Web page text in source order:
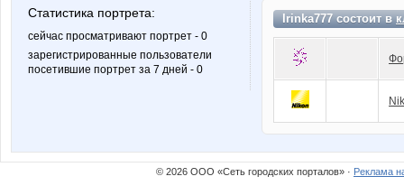
Статистика портрета:
сейчас просматривают портрет - 0
зарегистрированные пользователи
посетившие портрет за 7 дней - 0
Irinka777 состоит в
© 2026 ООО «Сеть городских порталов» · Реклама